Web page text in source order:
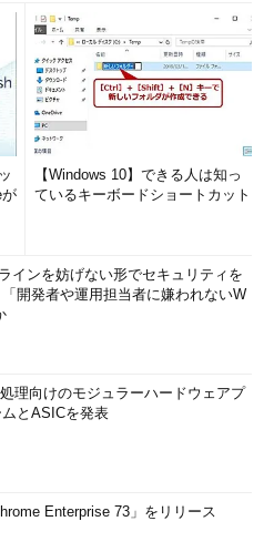
【Windows 10】できる人は知っ
ているキーボードショートカット
インを妨げない形でセキュリティを
開発者や運用担当者に嫌われないW
理向けのモジュラーハードウェアプ
とASICを発表
Enterprise 73」をリリース